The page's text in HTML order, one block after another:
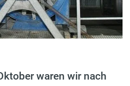
waren wir nach